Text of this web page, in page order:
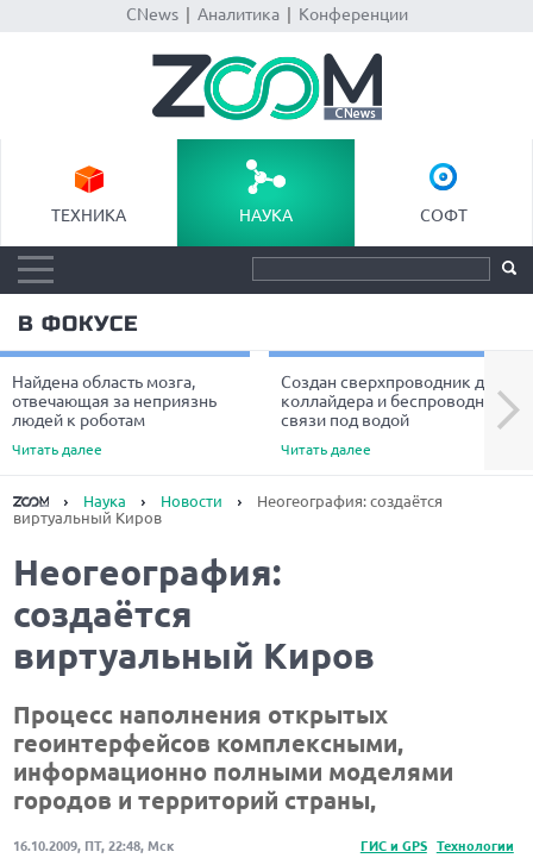
CNews| Аналитика| Конференции
ТЕХНИКА НАУКА СОФТ
В ФОКУСЕ
Найдена область мозга,
отвечающая за неприязнь
людей к роботам
Читать далее
Создан сверхпроводник для
коллайдера и беспроводной
связи под водой
Читать далее
Next
Наука Новости
Неогеография: создаётся
виртуальный Киров
Неогеография:
создаётся
виртуальный Киров
Процесс наполнения открытых
геоинтерфейсов комплексными,
информационно полными моделями
городов и территорий страны,
ГИС и GPS Технологии
16.10.2009, ПТ, 22:48, Мск